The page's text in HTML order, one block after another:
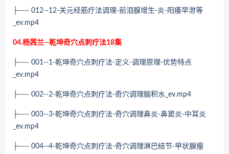
├── 012--12-关元经筋疗法调理-前泪腺增生-炎-阳痿早泄等
_ev.mp4
04.杨茜兰--乾坤奇穴点刺疗法18集
├── 001--1-乾坤奇穴点刺疗法-定义-调理原理-优势特点
_ev.mp4
├── 002--2-乾坤奇穴点刺疗法-奇穴调理脑积水_ev.mp4
├── 003--3-乾坤奇穴点刺疗法-奇穴调理鼻炎-鼻窦炎-中耳炎
_ev.mp4
├── 004--4-乾坤奇穴点刺疗法-奇穴调理淋巴结节-甲状腺瘤